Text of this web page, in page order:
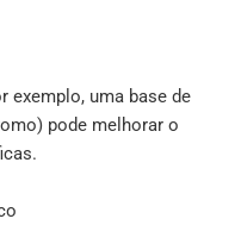
exemplo, uma base de
pode melhorar o